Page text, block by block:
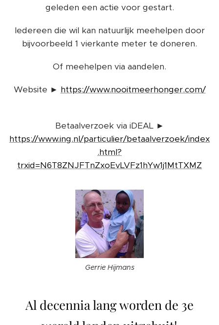
geleden een actie voor gestart.
Iedereen die wil kan natuurlijk meehelpen door
bijvoorbeeld 1 vierkante meter te doneren.
Of meehelpen via aandelen.
Website ► https://www.nooitmeerhonger.com/
Betaalverzoek via iDEAL ►
https://www.ing.nl/particulier/betaalverzoek/index
.html?
trxid=N6T8ZNJFTnZxoEvLVFz1hYw1j1MtTXMZ
Gerrie Hijmans
Al decennia lang worden de 3e